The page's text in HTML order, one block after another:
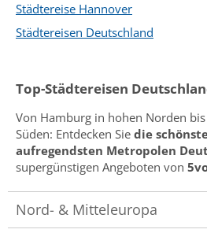
Städtereise Hannover
Städtereisen Deutschland
Top-Städtereisen
Von Hamburg in hohen Norden
Süden: Entdecken Sie die
aufregendsten Metropolen
supergünstigen Angeboten von
Nord- & Mitteleuropa